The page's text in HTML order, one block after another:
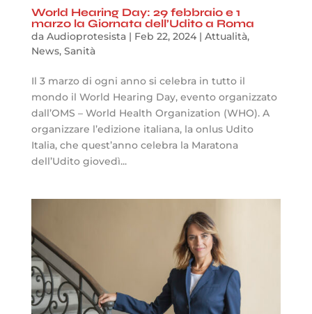
World Hearing Day: 29 febbraio e 1
marzo la Giornata dell’Udito a Roma
da Audioprotesista| Feb 22, 2024| Attualità,
News, Sanità
Il 3 marzo di ogni anno si celebra in tutto il
mondo il World Hearing Day, evento organizzato
dall’OMS – World Health Organization (WHO). A
organizzare l’edizione italiana, la onlus Udito
Italia, che quest’anno celebra la Maratona
dell’Udito giovedì...